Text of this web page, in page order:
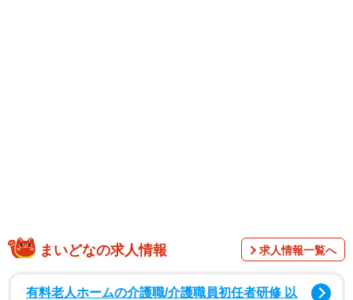
まいどなの求人情報 求人情報一覧へ
有料老人ホームの介護職/介護職員初任者研修 以